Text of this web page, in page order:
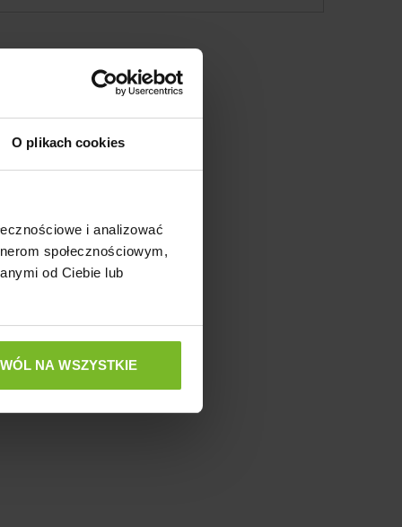
O plikach cookies
i analizować
społecznościowym,
od Ciebie lub
NA WSZYSTKIE
3L